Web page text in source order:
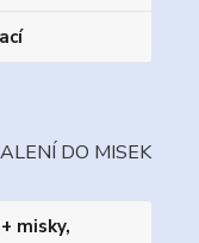
DO MISEK
misky,